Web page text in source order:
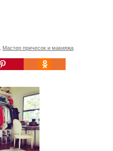
Мастер причесок и макияжа